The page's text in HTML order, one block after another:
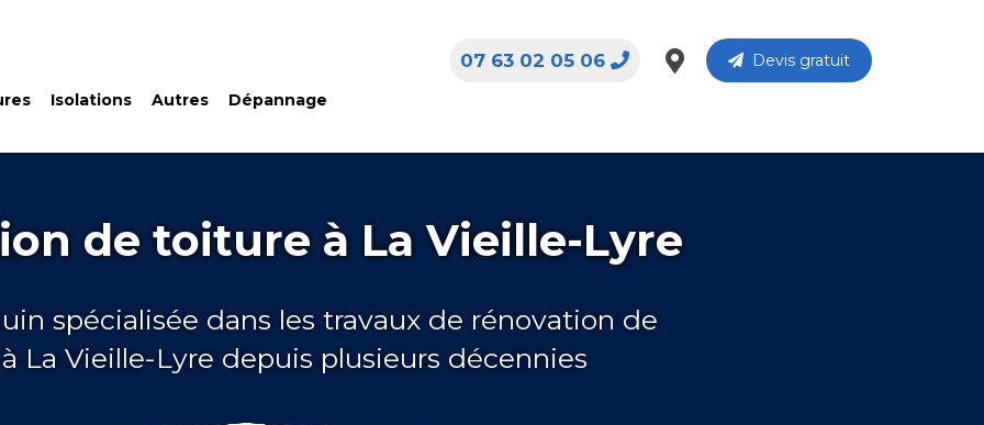
Isolations Autres Dépannage
Devis gratuit
07 63 02 05 06
de toiture à La Vieille-Lyre
spécialisée dans les travaux de rénovation de
La Vieille-Lyre depuis plusieurs décennies